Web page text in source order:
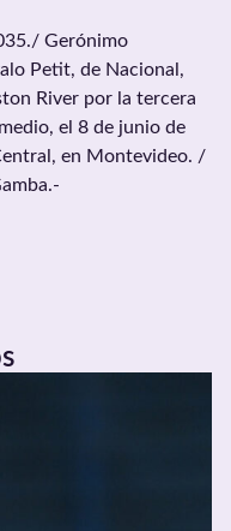
Gerónimo
Petit, de Nacional,
River por la tercera
el 8 de junio de
en Montevideo. /